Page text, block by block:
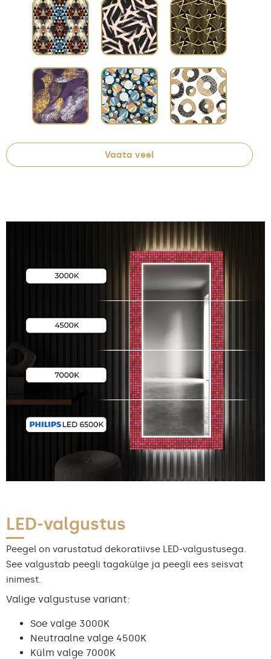
Vaata veel
LED-valgustus
Peegel on varustatud dekoratiivse LED-valgustusega.
See valgustab peegli tagakülge ja peegli ees seisvat
inimest.
Valige valgustuse variant:
Soe valge 3000K
Neutraalne valge 4500K
Külm valge 7000K